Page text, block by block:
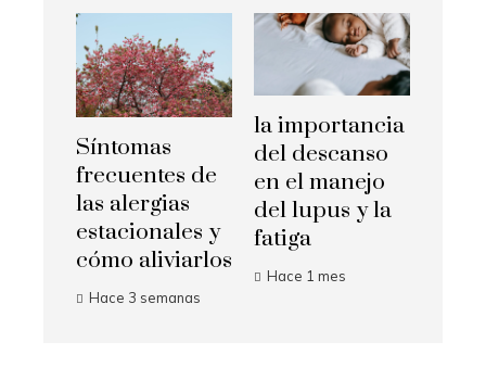
Síntomas
frecuentes de
las alergias
estacionales y
cómo aliviarlos
Hace 3 semanas
la importancia
del descanso
en el manejo
del lupus y la
fatiga
Hace 1 mes